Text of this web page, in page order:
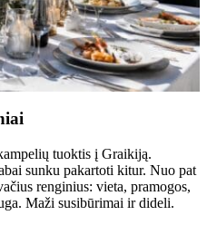
tuoktis į Graikiją.
sunku pakartoti kitur. Nuo pat
renginius: vieta, pramogos,
Maži susibūrimai ir dideli.